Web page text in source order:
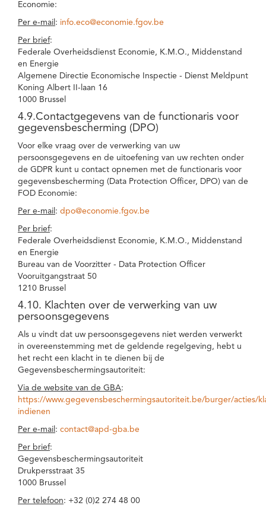
Economie:
Per e-mail : info.eco@economie.fgov.be
Per brief:
Federale Overheidsdienst Economie, K.M.O., Middenstand
en Energie
Algemene Directie Economische Inspectie - Dienst Meldpunt
Koning Albert II-laan 16
1000 Brussel
4.9.Contactgegevens van de functionaris voor
gegevensbescherming (DPO)
Voor elke vraag over de verwerking van uw
persoonsgegevens en de uitoefening van uw rechten onder
de GDPR kunt u contact opnemen met de functionaris voor
gegevensbescherming (Data Protection Officer, DPO) van de
FOD Economie:
Per e-mail : dpo@economie.fgov.be
Per brief:
Federale Overheidsdienst Economie, K.M.O., Middenstand
en Energie
Bureau van de Voorzitter - Data Protection Officer
Vooruitgangstraat 50
1210 Brussel
4.10. Klachten over de verwerking van uw
persoonsgegevens
Als u vindt dat uw persoonsgegevens niet werden verwerkt
in overeenstemming met de geldende regelgeving, hebt u
het recht een klacht in te dienen bij de
Gegevensbeschermingsautoriteit:
Via de website van de GBA:
https://www.gegevensbeschermingsautoriteit.be/burger/acties/
indienen
Per e-mail : contact@apd-gba.be
Per brief:
Gegevensbeschermingsautoriteit
Drukpersstraat 35
1000 Brussel
Per telefoon: +32 (0)2 274 48 00